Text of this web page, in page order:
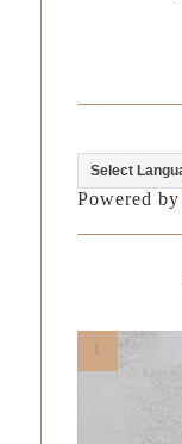
Powered by